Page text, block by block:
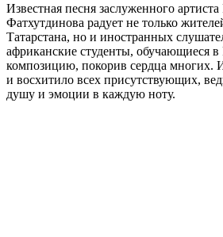
Известная песня заслуженного
Фатхутдинова радует не только
Татарстана, но и иностранных
африканские студенты, обучающиеся
композицию, покорив сердца многих.
и восхитило всех присутствующих,
душу и эмоции в каждую ноту.